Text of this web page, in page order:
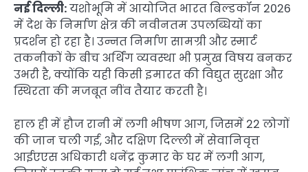
नई दिल्ली:यशोभूमि में आयोजित भारत बिल्डकॉन 2026
में देश के निर्माण क्षेत्र की नवीनतम उपलब्धियों का
प्रदर्शन हो रहा है। उन्नत निर्माण सामग्री और स्मार्ट
तकनीकों के बीच अर्थिंग व्यवस्था भी प्रमुख विषय बनकर
उभरी है, क्योंकि यही किसी इमारत की विद्युत सुरक्षा और
स्थिरता की मजबूत नींव तैयार करती है।
हाल ही में हौज रानी में लगी भीषण आग, जिसमें 22 लोगों
की जान चली गई, और दक्षिण दिल्ली में सेवानिवृत्त
आईएएस अधिकारी धनेंद्र कुमार के घर में लगी आग,